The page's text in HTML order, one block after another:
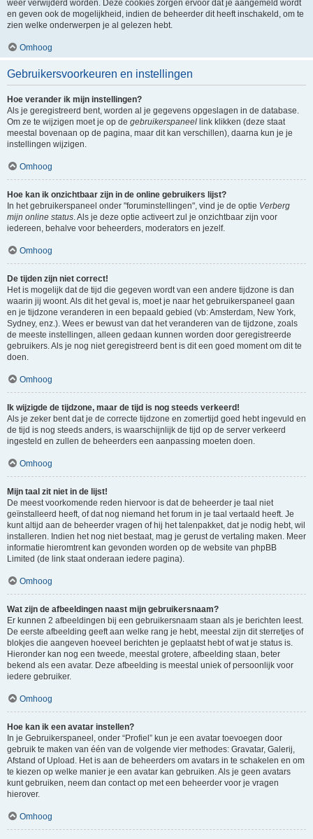
weer verwijderd worden. Deze cookies zorgen ervoor dat je aangemeld wordt
en geven ook de mogelijkheid, indien de beheerder dit heeft inschakeld, om te
zien welke onderwerpen je al gelezen hebt.
Omhoog
Gebruikersvoorkeuren en instellingen
Hoe verander ik mijn instellingen?
Als je geregistreerd bent, worden al je gegevens opgeslagen in de database.
Om ze te wijzigen moet je op de gebruikerspaneel link klikken (deze staat
meestal bovenaan op de pagina, maar dit kan verschillen), daarna kun je je
instellingen wijzigen.
Omhoog
Hoe kan ik onzichtbaar zijn in de online gebruikers lijst?
In het gebruikerspaneel onder "foruminstellingen", vind je de optie Verberg
mijn online status. Als je deze optie activeert zul je onzichtbaar zijn voor
iedereen, behalve voor beheerders, moderators en jezelf.
Omhoog
De tijden zijn niet correct!
Het is mogelijk dat de tijd die gegeven wordt van een andere tijdzone is dan
waarin jij woont. Als dit het geval is, moet je naar het gebruikerspaneel gaan
en je tijdzone veranderen in een bepaald gebied (vb: Amsterdam, New York,
Sydney, enz.). Wees er bewust van dat het veranderen van de tijdzone, zoals
de meeste instellingen, alleen gedaan kunnen worden door geregistreerde
gebruikers. Als je nog niet geregistreerd bent is dit een goed moment om dit te
doen.
Omhoog
Ik wijzigde de tijdzone, maar de tijd is nog steeds verkeerd!
Als je zeker bent dat je de correcte tijdzone en zomertijd goed hebt ingevuld en
de tijd is nog steeds anders, is waarschijnlijk de tijd op de server verkeerd
ingesteld en zullen de beheerders een aanpassing moeten doen.
Omhoog
Mijn taal zit niet in de lijst!
De meest voorkomende reden hiervoor is dat de beheerder je taal niet
geïnstalleerd heeft, of dat nog niemand het forum in je taal vertaald heeft. Je
kunt altijd aan de beheerder vragen of hij het talenpakket, dat je nodig hebt, wil
installeren. Indien het nog niet bestaat, mag je gerust de vertaling maken. Meer
informatie hieromtrent kan gevonden worden op de website van phpBB
Limited (de link staat onderaan iedere pagina).
Omhoog
Wat zijn de afbeeldingen naast mijn gebruikersnaam?
Er kunnen 2 afbeeldingen bij een gebruikersnaam staan als je berichten leest.
De eerste afbeelding geeft aan welke rang je hebt, meestal zijn dit sterretjes of
blokjes die aangeven hoeveel berichten je geplaatst hebt of wat je status is.
Hieronder kan nog een tweede, meestal grotere, afbeelding staan, beter
bekend als een avatar. Deze afbeelding is meestal uniek of persoonlijk voor
iedere gebruiker.
Omhoog
Hoe kan ik een avatar instellen?
In je Gebruikerspaneel, onder “Profiel” kun je een avatar toevoegen door
gebruik te maken van één van de volgende vier methodes: Gravatar, Galerij,
Afstand of Upload. Het is aan de beheerders om avatars in te schakelen en om
te kiezen op welke manier je een avatar kan gebruiken. Als je geen avatars
kunt gebruiken, neem dan contact op met een beheerder voor je vragen
hierover.
Omhoog